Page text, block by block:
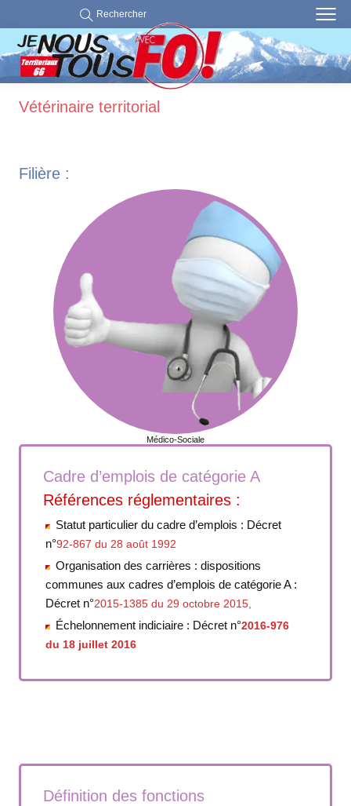
Rechercher
Vétérinaire territorial
Filière :
Médico-Sociale
Cadre d’emplois de catégorie A
Références réglementaires :
Statut particulier du cadre d’emplois : Décret
n°92-867 du 28 août 1992
Organisation des carrières : dispositions
communes aux cadres d’emplois de catégorie A :
Décret n°2015-1385 du 29 octobre 2015,
Échelonnement indiciaire : Décret n°2016-976
du 18 juillet 2016
Définition des fonctions